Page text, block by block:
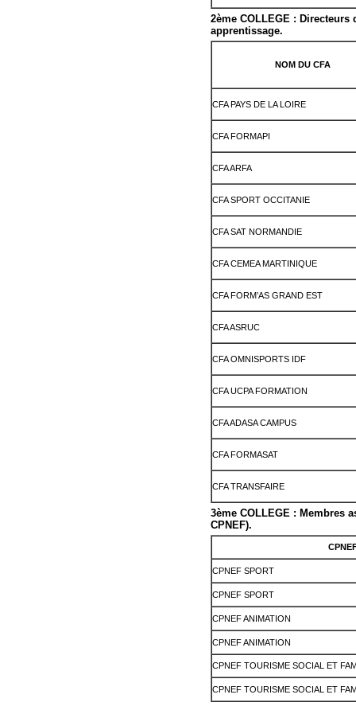
2ème COLLEGE :
apprentissage.
NOM DU CFA
CFA PAYS DE LA LOIRE
CFA FORMAPI
CFA ARFA
CFA SPORT OCCITANIE
CFA SAT NORMANDIE
CFA CEMEA MARTINIQUE
CFA FORM’AS GRAND EST
CFA ASRUC
CFA OMNISPORTS IDF
CFA UCPA FORMATION
CFA ADASA CAMPUS
CFA FORMASAT
CFA TRANSFAIRE
3ème COLLEGE : Membres
CPNEF).
CPNEF SPORT
CPNEF SPORT
CPNEF ANIMATION
CPNEF ANIMATION
CPNEF TOURISME SOCIAL ET
CPNEF TOURISME SOCIAL ET